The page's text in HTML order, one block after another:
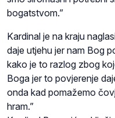
bogatstvom.”
Kardinal je na kraju
daje utjehu jer nam Bog
kako je to razlog zbog
Boga jer to povjerenje
onda kad pomažemo
hram.”